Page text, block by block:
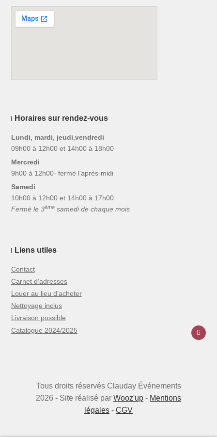
Horaires sur rendez-vous
Lundi, mardi, jeudi,vendredi
09h00 à 12h00 et 14h00 à 18h00
Mercredi
9h00 à 12h00- fermé l'après-midi
Samedi
10h00 à 12h00 et 14h00 à 17h00
Fermé le 3èmesamedi de chaque mois
Liens utiles
Contact
Carnet d’adresses
Louer au lieu d’acheter
Nettoyage inclus
Livraison possible
Catalogue 2024/2025
Tous droits réservés Clauday Événements
2026 - Site réalisé par Wooz'up - Mentions
légales - CGV